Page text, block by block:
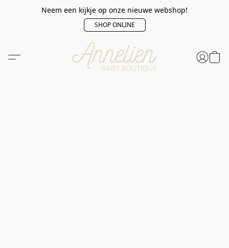
Neem een kijkje op onze nieuwe webshop!
SHOP ONLINE